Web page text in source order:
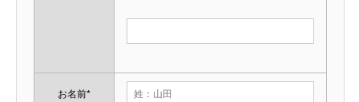
お名前*